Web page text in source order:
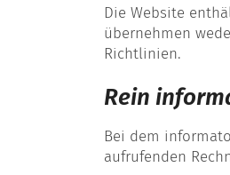
Die Website
übernehmen
Richtlinien.
Rein
Bei dem
aufrufenden